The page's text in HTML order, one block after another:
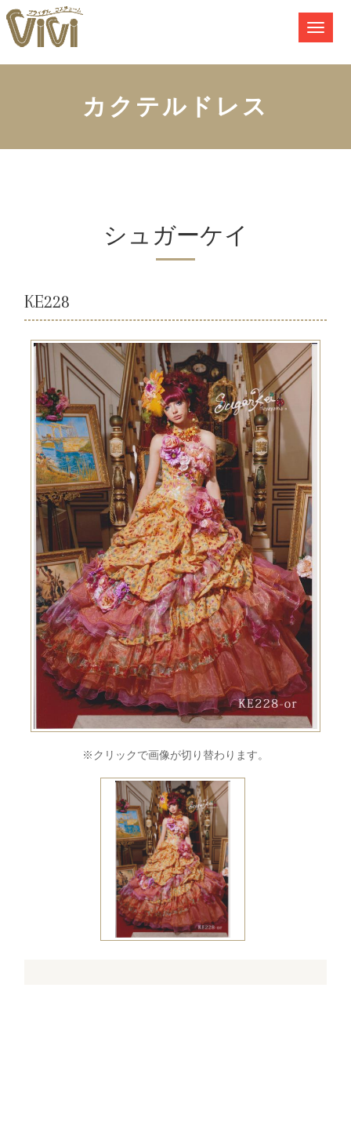
カクテルドレス
シュガーケイ
KE228
※クリックで画像が切り替わります。